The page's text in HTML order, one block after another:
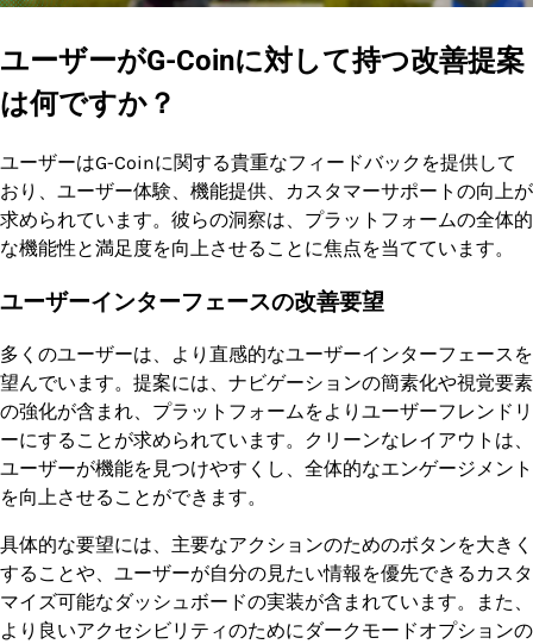
ユーザーがG-Coinに対して持つ改善提案
は何ですか？
ユーザーはG-Coinに関する貴重なフィードバックを提供して
おり、ユーザー体験、機能提供、カスタマーサポートの向上が
求められています。彼らの洞察は、プラットフォームの全体的
な機能性と満足度を向上させることに焦点を当てています。
ユーザーインターフェースの改善要望
多くのユーザーは、より直感的なユーザーインターフェースを
望んでいます。提案には、ナビゲーションの簡素化や視覚要素
の強化が含まれ、プラットフォームをよりユーザーフレンドリ
ーにすることが求められています。クリーンなレイアウトは、
ユーザーが機能を見つけやすくし、全体的なエンゲージメント
を向上させることができます。
具体的な要望には、主要なアクションのためのボタンを大きく
することや、ユーザーが自分の見たい情報を優先できるカスタ
マイズ可能なダッシュボードの実装が含まれています。また、
より良いアクセシビリティのためにダークモードオプションの